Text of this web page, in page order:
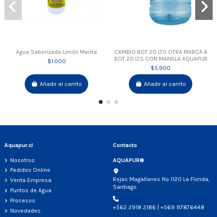
Agua Saborizada Limón Menta
$1.000
Añadir al carrito
CAMBIO BOT 20 LTS OTRA MARCA A
BOT 20 LTS CON MANILLA AQUAPUR
$5.900
Añadir al carrito
Aquapur.cl
Nosotros
Pedidos Online
Venta Empresa
Puntos de Agua
Procesos
Novedades
Contacto
AQUAPUR®
Rojas Magallanes Nº 1120 La Florida,
Santiago.
+562 2918 2186 | +569 97876448